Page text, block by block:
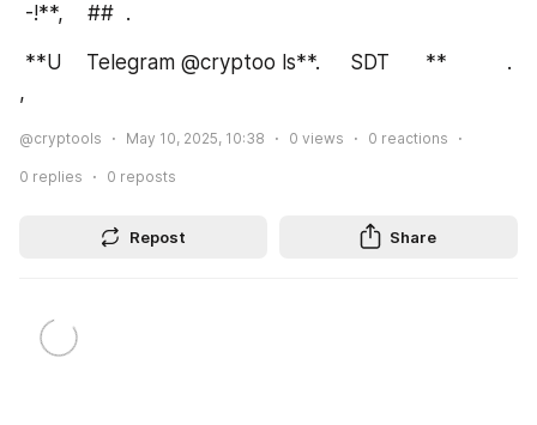
-!**,    ##  .
,
@cryptools May 10, 2025, 10:38 0 views 0 reactions
0 replies 0 reposts
Repost Share